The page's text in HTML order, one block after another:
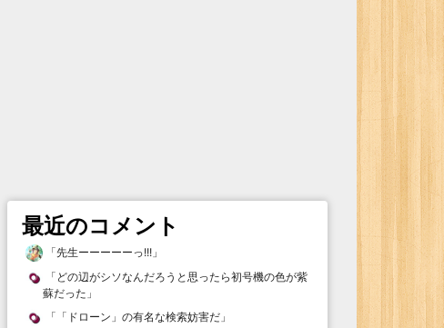
最近のコメント
「先生ーーーーーっ!!! 」
「 どの辺がシソなんだろうと思ったら初号機の色が紫
蘇だった 」
「 「ドローン」の有名な検索妨害だ 」